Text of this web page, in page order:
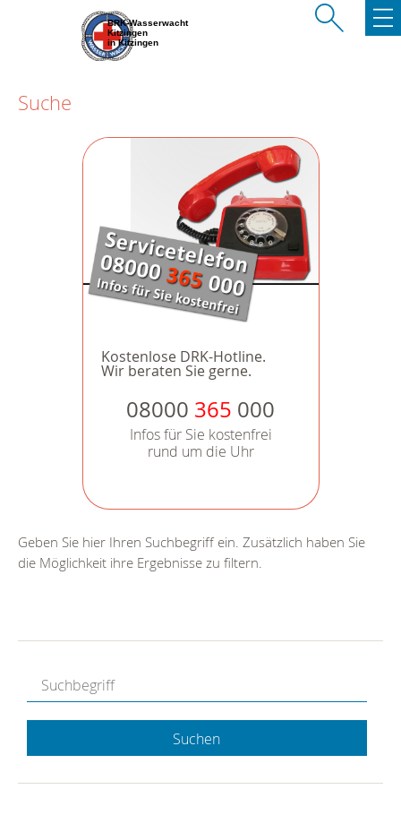
BRK-Wasserwacht
Kitzingen
in Kitzingen
Suche
Kostenlose DRK-Hotline.
Wir beraten Sie gerne.
08000 365 000
Infos für Sie kostenfrei
rund um die Uhr
Geben Sie hier Ihren Suchbegriff ein. Zusätzlich haben Sie
die Möglichkeit ihre Ergebnisse zu filtern.
Suchen